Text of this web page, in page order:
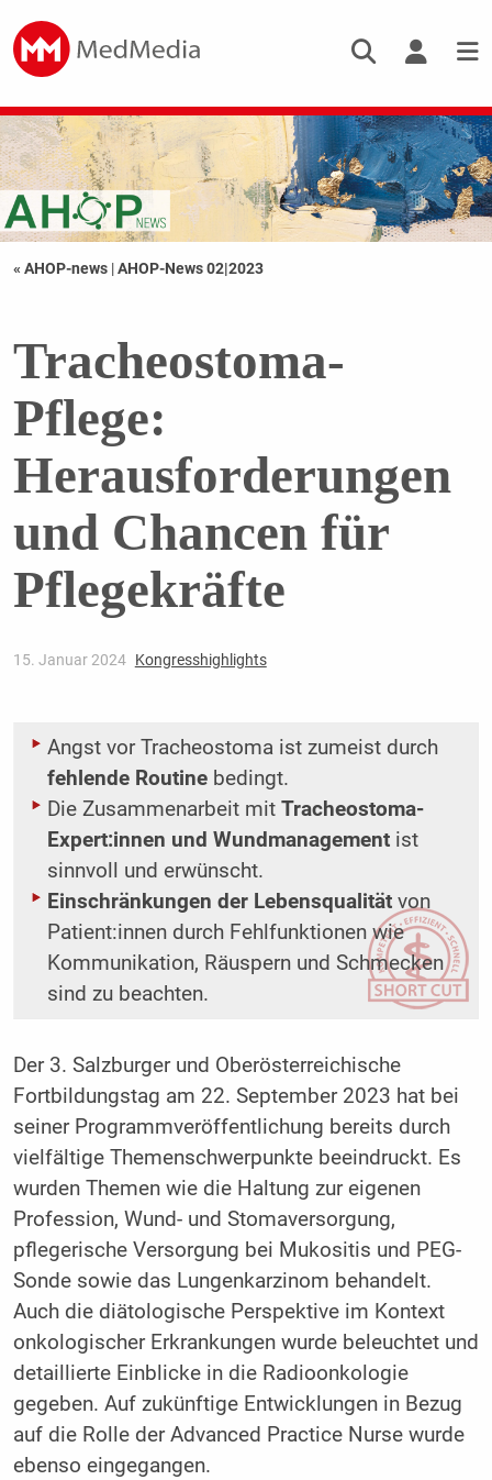
« AHOP-news |AHOP-News 02|2023
Tracheostoma-
Pflege:
Herausforderungen
und Chancen für
Pflegekräfte
15. Januar 2024 Kongresshighlights
Angst vor Tracheostoma ist zumeist durch
fehlende Routinebedingt.
Die Zusammenarbeit mit Tracheostoma-
Expert:innen und Wundmanagementist
sinnvoll und erwünscht.
Einschränkungen der Lebensqualitätvon
Patient:innen durch Fehlfunktionen wie
Kommunikation, Räuspern und Schmecken
sind zu beachten.
Der 3. Salzburger und Oberösterreichische
Fortbildungstag am 22. September 2023 hat bei
seiner Programmveröffentlichung bereits durch
vielfältige Themenschwerpunkte beeindruckt. Es
wurden Themen wie die Haltung zur eigenen
Profession, Wund- und Stomaversorgung,
pflegerische Versorgung bei Mukositis und PEG-
Sonde sowie das Lungenkarzinom behandelt.
Auch die diätologische Perspektive im Kontext
onkologischer Erkrankungen wurde beleuchtet und
detaillierte Einblicke in die Radioonkologie
gegeben. Auf zukünftige Entwicklungen in Bezug
auf die Rolle der Advanced Practice Nurse wurde
ebenso eingegangen.